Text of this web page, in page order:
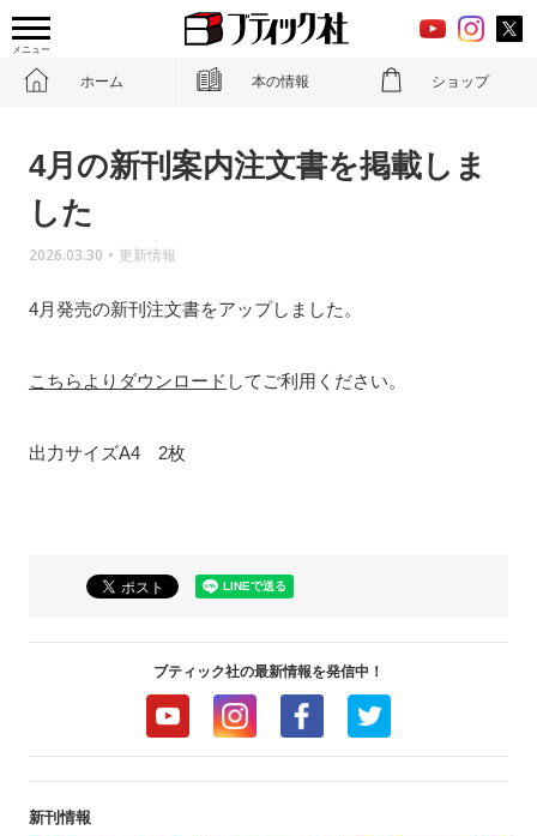
メニュー
ホーム 本の情報 ショップ
4月の新刊案内注文書を掲載しま
した
2026.03.30 • 更新情報
4月発売の新刊注文書をアップしました。
こちらよりダウンロード してご利用ください。
出力サイズA4 2枚
ブティック社の最新情報を発信中！
新刊情報